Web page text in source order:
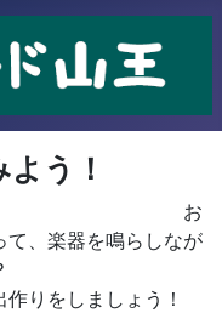
う！
お
て、楽器を鳴らしなが
りをしましょう！